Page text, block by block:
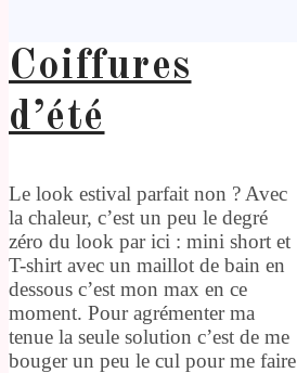
Coiffures
d’été
Le look estival parfait non ? Avec
la chaleur, c’est un peu le degré
zéro du look par ici : mini short et
T-shirt avec un maillot de bain en
dessous c’est mon max en ce
moment. Pour agrémenter ma
tenue la seule solution c’est de me
bouger un peu le cul pour me faire